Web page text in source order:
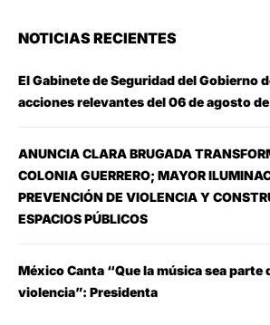
NOTICIAS RECIENTES
El Gabinete de Seguridad del Gobierno
acciones relevantes del 06 de agosto
ANUNCIA CLARA BRUGADA
COLONIA GUERRERO; MAYOR
PREVENCIÓN DE VIOLENCIA Y
ESPACIOS PÚBLICOS
México Canta “Que la música sea parte
violencia”: Presidenta